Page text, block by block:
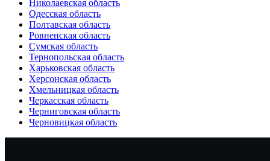
Николаевская область
Одесская область
Полтавская область
Ровненская область
Сумская область
Тернопольская область
Харьковская область
Херсонская область
Хмельницкая область
Черкасская область
Черниговская область
Черновицкая область